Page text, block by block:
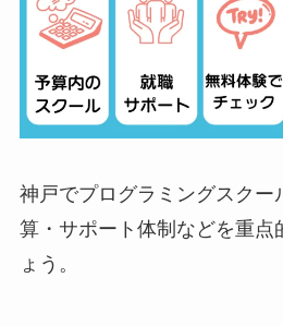
神戸でプログラミングスクー
算・サポート体制などを重点
ょう。